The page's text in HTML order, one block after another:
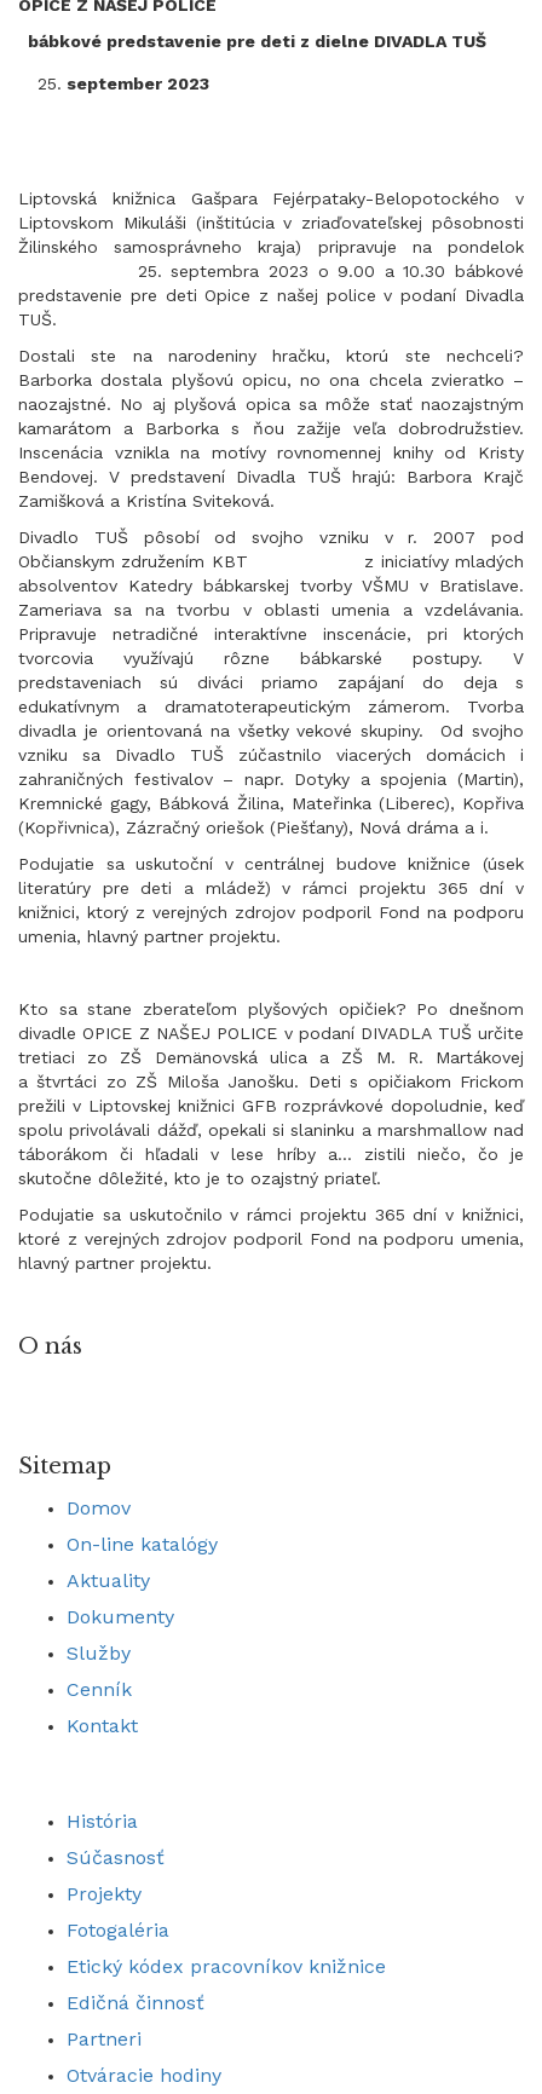
OPICE Z NAŠEJ POLICE
bábkové predstavenie pre deti z dielne DIVADLA TUŠ
september 2023
Liptovská knižnica Gašpara Fejérpataky-Belopotockého v
Liptovskom Mikuláši (inštitúcia v zriaďovateľskej pôsobnosti
Žilinského samosprávneho kraja) pripravuje na pondelok
25. septembra 2023 o 9.00 a 10.30 bábkové
predstavenie pre deti Opice z našej police v podaní Divadla
TUŠ.
Dostali ste na narodeniny hračku, ktorú ste nechceli?
Barborka dostala plyšovú opicu, no ona chcela zvieratko –
naozajstné. No aj plyšová opica sa môže stať naozajstným
kamarátom a Barborka s ňou zažije veľa dobrodružstiev.
Inscenácia vznikla na motívy rovnomennej knihy od Kristy
Bendovej. V predstavení Divadla TUŠ hrajú: Barbora Krajč
Zamišková a Kristína Sviteková.
Divadlo TUŠ pôsobí od svojho vzniku v r. 2007 pod
Občianskym združením KBT z iniciatívy mladých
absolventov Katedry bábkarskej tvorby VŠMU v Bratislave.
Zameriava sa na tvorbu v oblasti umenia a vzdelávania.
Pripravuje netradičné interaktívne inscenácie, pri ktorých
tvorcovia využívajú rôzne bábkarské postupy. V
predstaveniach sú diváci priamo zapájaní do deja s
edukatívnym a dramatoterapeutickým zámerom. Tvorba
divadla je orientovaná na všetky vekové skupiny. Od svojho
vzniku sa Divadlo TUŠ zúčastnilo viacerých domácich i
zahraničných festivalov – napr. Dotyky a spojenia (Martin),
Kremnické gagy, Bábková Žilina, Mateřinka (Liberec), Kopřiva
(Kopřivnica), Zázračný oriešok (Piešťany), Nová dráma a i.
Podujatie sa uskutoční v centrálnej budove knižnice (úsek
literatúry pre deti a mládež) v rámci projektu 365 dní v
knižnici, ktorý z verejných zdrojov podporil Fond na podporu
umenia, hlavný partner projektu.
Kto sa stane zberateľom plyšových opičiek? Po dnešnom
divadle OPICE Z NAŠEJ POLICE v podaní DIVADLA TUŠ určite
tretiaci zo ZŠ Demänovská ulica a ZŠ M. R. Martákovej
a štvrtáci zo ZŠ Miloša Janošku. Deti s opičiakom Frickom
prežili v Liptovskej knižnici GFB rozprávkové dopoludnie, keď
spolu privolávali dážď, opekali si slaninku a marshmallow nad
táborákom či hľadali v lese hríby a… zistili niečo, čo je
skutočne dôležité, kto je to ozajstný priateľ.
Podujatie sa uskutočnilo v rámci projektu 365 dní v knižnici,
ktoré z verejných zdrojov podporil Fond na podporu umenia,
hlavný partner projektu.
O nás
Sitemap
Domov
On-line katalógy
Aktuality
Dokumenty
Služby
Cenník
Kontakt
História
Súčasnosť
Projekty
Fotogaléria
Etický kódex pracovníkov knižnice
Edičná činnosť
Partneri
Otváracie hodiny